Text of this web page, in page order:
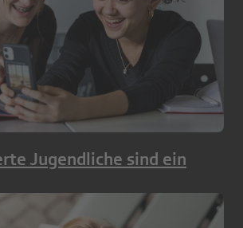
Jugendliche sind ein